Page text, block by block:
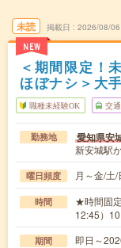
未読
NEW
掲載日 2026/08/06
＜期間限定！
ほぼナシ＞大
職種未経験OK 交
勤務地 愛知県安
新安城駅
曜日頻度 月～金/土/
時間
★時間固
12:45）
期間 即日～